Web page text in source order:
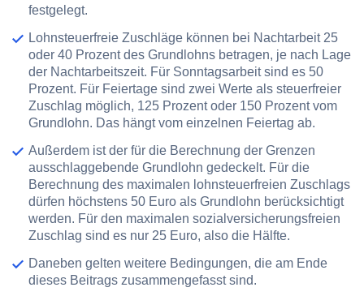
festgelegt.
Lohnsteuerfreie Zuschläge können bei Nachtarbeit 25
oder 40 Prozent des Grundlohns betragen, je nach Lage
der Nachtarbeitszeit. Für Sonntagsarbeit sind es 50
Prozent. Für Feiertage sind zwei Werte als steuerfreier
Zuschlag möglich, 125 Prozent oder 150 Prozent vom
Grundlohn. Das hängt vom einzelnen Feiertag ab.
Außerdem ist der für die Berechnung der Grenzen
ausschlaggebende Grundlohn gedeckelt. Für die
Berechnung des maximalen lohnsteuerfreien Zuschlags
dürfen höchstens 50 Euro als Grundlohn berücksichtigt
werden. Für den maximalen sozialversicherungsfreien
Zuschlag sind es nur 25 Euro, also die Hälfte.
Daneben gelten weitere Bedingungen, die am Ende
dieses Beitrags zusammengefasst sind.